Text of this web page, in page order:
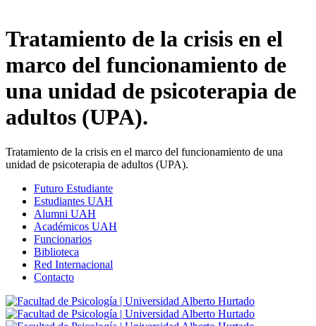
Tratamiento de la crisis en el
marco del funcionamiento de
una unidad de psicoterapia de
adultos (UPA).
Tratamiento de la crisis en el marco del funcionamiento de una
unidad de psicoterapia de adultos (UPA).
Futuro Estudiante
Estudiantes UAH
Alumni UAH
Académicos UAH
Funcionarios
Biblioteca
Red Internacional
Contacto